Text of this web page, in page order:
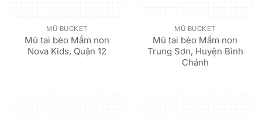
MŨ BUCKET
Mũ tai bèo Mầm non
Nova Kids, Quận 12
MŨ BUCKET
Mũ tai bèo Mầm non
Trung Sơn, Huyện Bình
Chánh